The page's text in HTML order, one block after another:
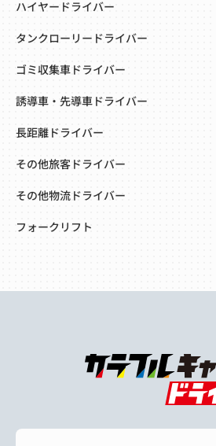
ハイヤードライバー
タンクローリードライバー
ゴミ収集車ドライバー
誘導車・先導車ドライバー
長距離ドライバー
その他旅客ドライバー
その他物流ドライバー
フォークリフト